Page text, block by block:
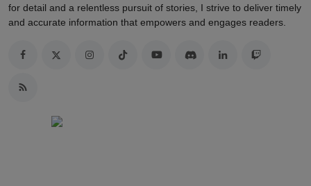
for detail and a relentless pursuit of stories, I strive to deliver timely
and accurate information that empowers and engages readers.